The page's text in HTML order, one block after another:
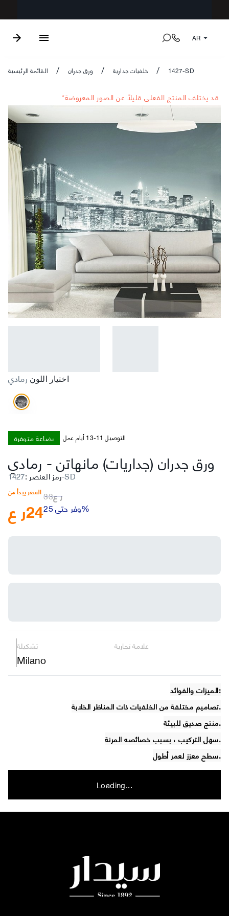
AR
القائمة الرئيسية / ورق جدران / خلفيات جدارية / 1427-SD
*قد يختلف المنتج الفعلي قليلاً عن الصور المعروضة
اختيار اللون رمادي
بضاعة متوفرة التوصيل 11-13 أيام عمل
ورق جدران (جداريات) مانهاتن- رمادي
رمز العنصر : 1427-SD
السعر يبدأ من
ر ع24
ر ع33
وفر حتى 25%
تشكيلة
Milano
علامة تجارية
الميزات والفوائد:
تصاميم مختلفة من الخلفيات ذات المناظر الخلابة.
منتج صديق للبيئة.
سهل التركيب ، بسبب خصائصه المرنة.
سطح معزز لعمر أطول.
Loading...